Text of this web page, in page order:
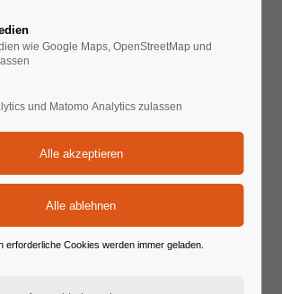
wie Google Maps, OpenStreetMap und
und Matomo Analytics zulassen
erforderliche Cookies werden immer geladen.